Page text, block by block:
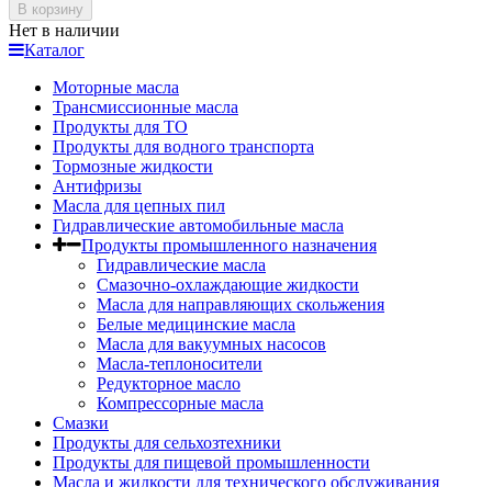
В корзину
Нет в наличии
Каталог
Моторные масла
Трансмиссионные масла
Продукты для ТО
Продукты для водного транспорта
Тормозные жидкости
Антифризы
Масла для цепных пил
Гидравлические автомобильные масла
Продукты промышленного назначения
Гидравлические масла
Cмазочно-охлаждающие жидкости
Масла для направляющих скольжения
Белые медицинские масла
Масла для вакуумных насосов
Масла-теплоносители
Редукторное масло
Компрессорные масла
Смазки
Продукты для сельхозтехники
Продукты для пищевой промышленности
Масла и жидкости для технического обслуживания